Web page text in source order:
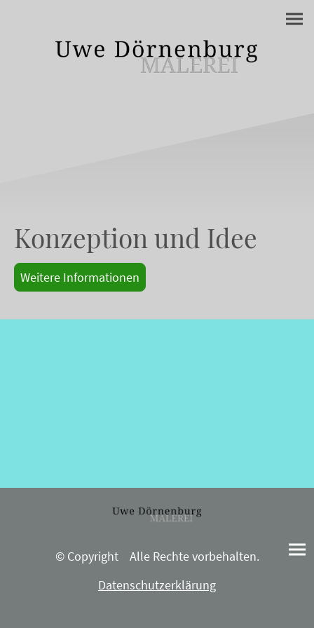
Konzeption und Idee
Weitere Informationen
© Copyright Alle Rechte vorbehalten.
Datenschutzerklärung